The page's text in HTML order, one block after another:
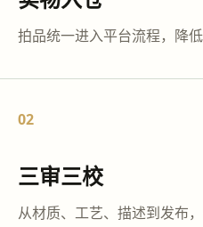
拍品统一进入平台流程，降
02
三审三校
从材质、工艺、描述到发布，